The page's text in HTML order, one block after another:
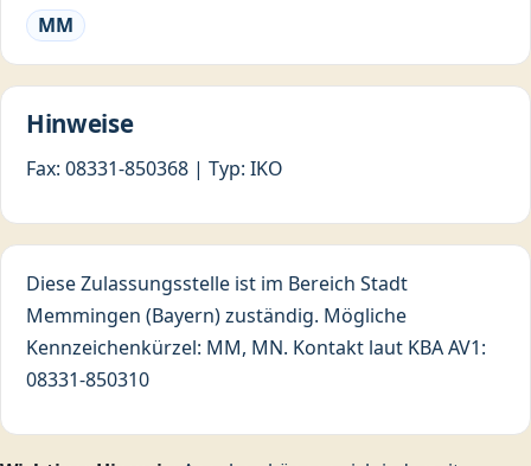
MM
Hinweise
Fax: 08331-850368 | Typ: IKO
Diese Zulassungsstelle ist im Bereich Stadt
Memmingen (Bayern) zuständig. Mögliche
Kennzeichenkürzel: MM, MN. Kontakt laut KBA AV1:
08331-850310